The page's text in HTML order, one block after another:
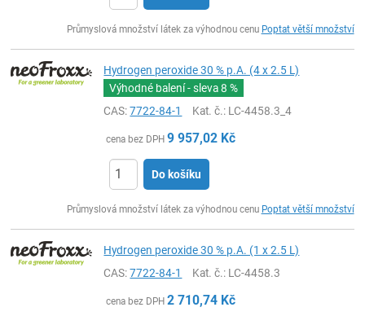
Průmyslová množství látek za výhodnou cenu Poptat větší množství
Hydrogen peroxide 30 % p.A. (4 x 2.5 L)
Výhodné balení - sleva8 %
CAS:7722-84-1 Kat. č.: LC-4458.3_4
cena bez DPH 9 957,02 Kč
Do košíku
Průmyslová množství látek za výhodnou cenu Poptat větší množství
Hydrogen peroxide 30 % p.A. (1 x 2.5 L)
CAS:7722-84-1 Kat. č.: LC-4458.3
cena bez DPH 2 710,74 Kč